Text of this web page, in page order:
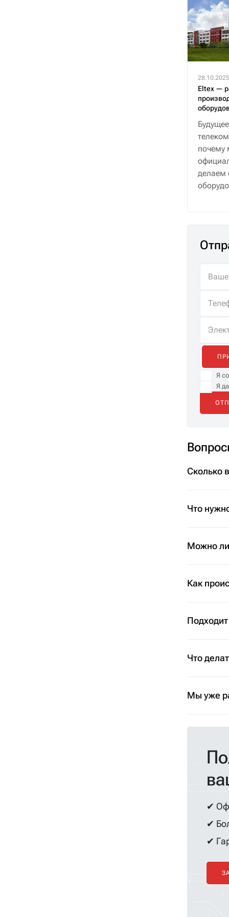
28.10.2025
Eltex —
Будущее
почему
делаем
Я
Я
Сколько
Что
Можно ли
Как
Что
Мы уже
✔
✔
✔